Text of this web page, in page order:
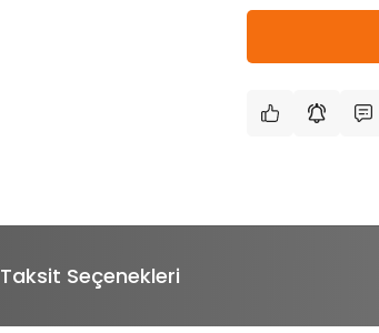
Taksit Seçenekleri